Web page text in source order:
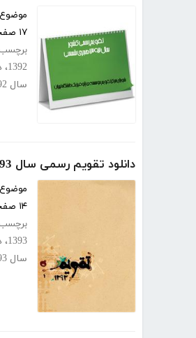
۱۷ صفحه
1392،
سال 1392
دانلود تقویم رسمی سال 1393
۱۴ صفحه
1393،
سال 1393